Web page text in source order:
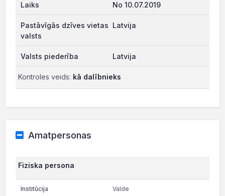
No 10.07.2019
Latvija
Latvija
Kontroles veids: kā dalībnieks
Amatpersonas
Fiziska persona
Valde